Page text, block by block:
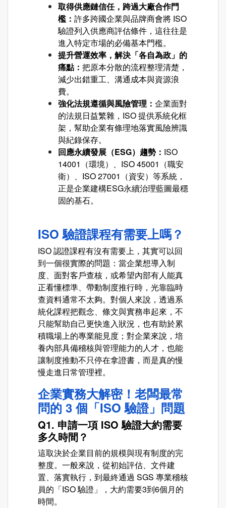
取得供應鏈信任，跨過大廠合作門
檻： 許多跨國企業與品牌商會將 ISO
驗證列入供應商評估條件，這往往是
進入特定市場的必備基本門檻。
提升營運效率，解決「各自為政」的
痛點： 把原本分散的流程整理清楚，
減少出錯重工、溝通成本與資源浪
費。
強化法規遵循與風險管理： 企業面對
的法規日益繁雜，ISO 提供系統化框
架，幫助企業有條理地落實風險辨識
與紀錄保存。
回應永續發展（ESG）趨勢： ISO
14001（環境）、ISO 45001（職安
衛）、ISO 27001（資安）等系統，
正是企業建構ESG永續治理藍圖最穩
固的基石。
ISO 驗證課程有需要上嗎？
ISO 認證課程有沒有需要上，其實可以回
到一個很實際的問題：當企業想導入制
度、面對客戶查核，或希望內部有人能真
正看懂標準、帶動制度推行時，光靠臨時
查資料通常不太夠。對個人來說，透過系
統化課程把觀念、條文與實務串起來，不
只能幫助自己更快進入狀況，也有助於累
積職場上的專業能見度；對企業來說，培
養內部具備稽核與管理能力的人才，也能
讓制度推動不只停在拿證書，而是真的慢
慢走進日常管理裡。
企業實務大解密！老闆最常
問的 3 個「ISO 驗證」問題
Q1. 申請一項 ISO 驗證大約需要
多久時間？
這取決於企業目前的規模與現有制度的完
整度。一般來說，從初始評估、文件建
置、落實執行，到最終通過 SGS 專業稽核
員的「ISO 驗證」，大約需要3到6個月的
時間。